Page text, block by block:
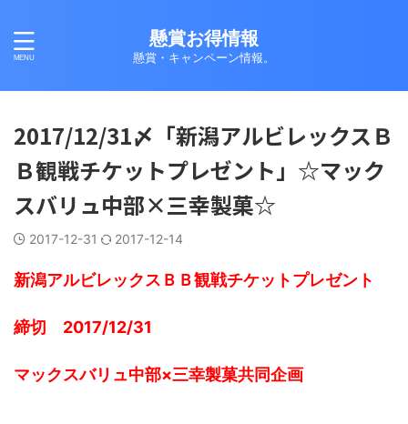
懸賞お得情報
懸賞・キャンペーン情報。
2017/12/31〆「新潟アルビレックスＢ
Ｂ観戦チケットプレゼント」☆マック
スバリュ中部×三幸製菓☆
2017-12-31 2017-12-14
新潟アルビレックスＢＢ観戦チケットプレゼント
締切 2017/12/31
マックスバリュ中部×三幸製菓共同企画